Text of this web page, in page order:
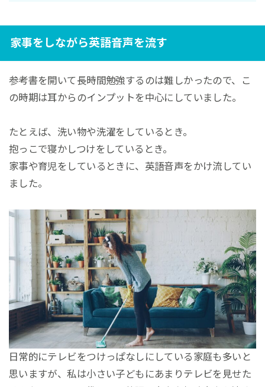
家事をしながら英語音声を流す
参考書を開いて長時間勉強するのは難しかったので、こ
の時期は耳からのインプットを中心にしていました。
たとえば、洗い物や洗濯をしているとき。
抱っこで寝かしつけをしているとき。
家事や育児をしているときに、英語音声をかけ流してい
ました。
日常的にテレビをつけっぱなしにしている家庭も多いと
思いますが、私は小さい子どもにあまりテレビを見せた